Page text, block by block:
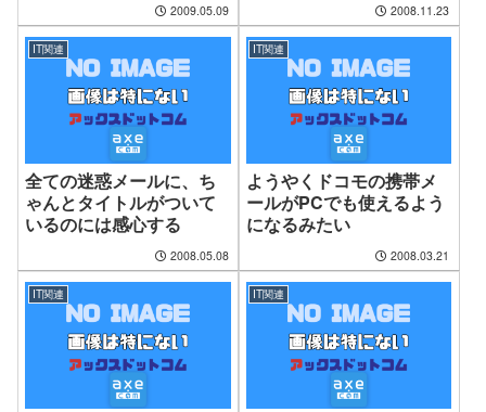
2009.05.09 2008.11.23
IT関連
全ての迷惑メールに、ち
ゃんとタイトルがついて
いるのには感心する
2008.05.08
IT関連
ようやくドコモの携帯メ
ールがPCでも使えるよう
になるみたい
2008.03.21
IT関連 IT関連